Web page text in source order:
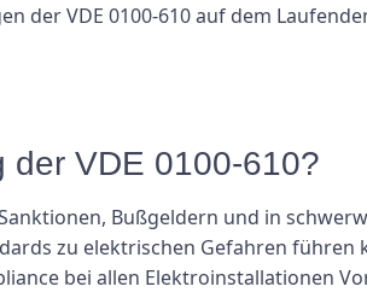
der VDE 0100-610 auf dem
der VDE 0100-610?
Bußgeldern und in
zu elektrischen Gefahren führen
bei allen Elektroinstallationen